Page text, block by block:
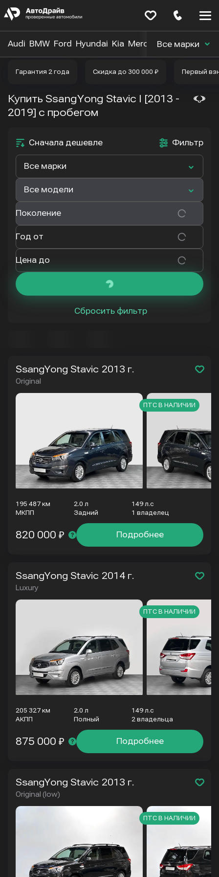
Audi BMW Ford Hyundai Kia Mercedes-Benz
Все марки
Гарантия 2 года Скидка до 300 000 ₽ Первый
Купить SsangYong Stavic I [2013 -
2019] с пробегом
Фильтр
Сначала дешевле
Все марки
Все модели
Поколение
Год от
Цена до
Сбросить фильтр
SsangYong Stavic 2013 г.
Original
195 487 км 2.0 л
149 л.с
МКПП
Задний 1 владелец
ПТС В НАЛИЧИИ
Подробнее
820 000 ₽
SsangYong Stavic 2014 г.
Luxury
205 327 км 2.0 л
149 л.с
АКПП
Полный 2 владельца
ПТС В НАЛИЧИИ
Подробнее
875 000 ₽
SsangYong Stavic 2013 г.
Original (low)
ПТС В НАЛИЧИИ